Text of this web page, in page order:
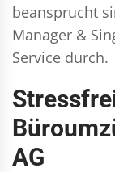
beansprucht
Manager &
Service durch.
AG